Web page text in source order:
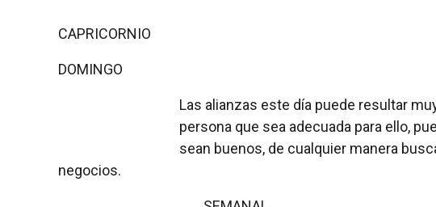
CAPRICORNIO
DOMINGO
Las alianzas este día puede resultar
persona que sea adecuada para ello,
sean buenos, de cualquier manera
negocios.